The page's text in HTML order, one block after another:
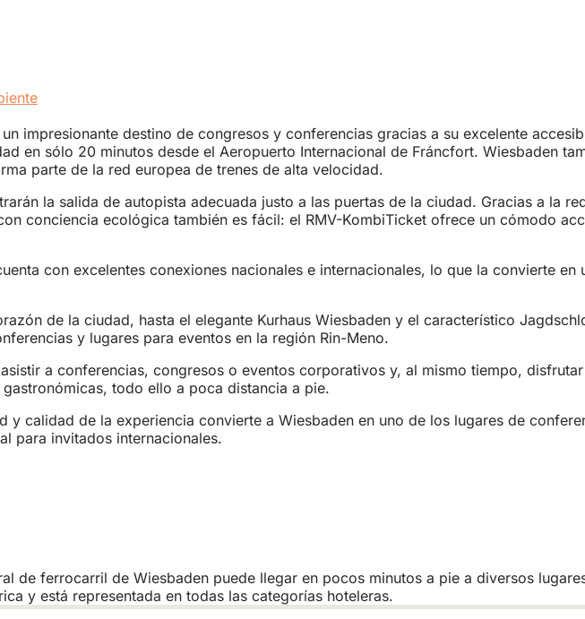
(Se
en
una
nueva
impresionante destino de congresos y conferencias gracias a su excelente
en sólo 20 minutos desde el Aeropuerto Internacional de Fráncfort. Wiesbaden
parte de la red europea de trenes de alta velocidad.
la salida de autopista adecuada justo a las puertas de la ciudad. Gracias a la
conciencia ecológica también es fácil: el RMV-KombiTicket ofrece un cómodo
con excelentes conexiones nacionales e internacionales, lo que la convierte
de la ciudad, hasta el elegante Kurhaus Wiesbaden y el característico
y lugares para eventos en la región Rin-Meno.
a conferencias, congresos o eventos corporativos y, al mismo tiempo,
todo ello a poca distancia a pie.
calidad de la experiencia convierte a Wiesbaden en uno de los lugares de
para invitados internacionales.
de ferrocarril de Wiesbaden puede llegar en pocos minutos a pie a diversos
y está representada en todas las categorías hoteleras.